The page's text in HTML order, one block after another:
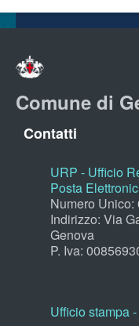
Comune di
Contatti
URP - Ufficio
Posta
Numero Unico:
Indirizzo: Via
Genova
P. Iva:
Ufficio stampa